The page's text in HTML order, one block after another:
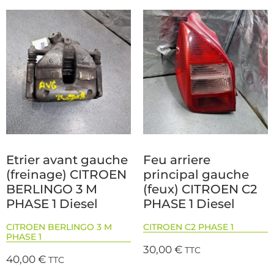
Etrier avant gauche
(freinage) CITROEN
BERLINGO 3 M
PHASE 1 Diesel
CITROEN BERLINGO 3 M
PHASE 1
40,00€ TTC
Feu arriere
principal gauche
(feux) CITROEN C2
PHASE 1 Diesel
CITROEN C2 PHASE 1
30,00€ TTC